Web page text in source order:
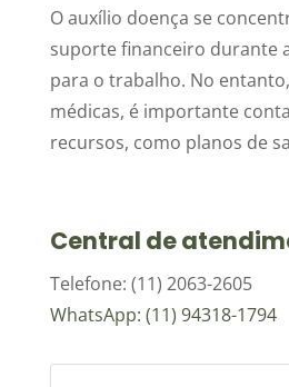
O auxílio doença se
suporte financeiro durante
para o trabalho. No
médicas, é importante
recursos, como planos de
Central de
Telefone: (11) 2063-2605
WhatsApp: (11) 94318-1794